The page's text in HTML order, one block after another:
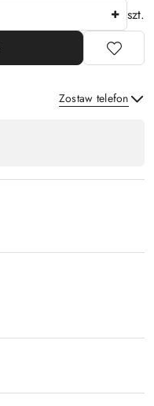
szt.
Zostaw telefon